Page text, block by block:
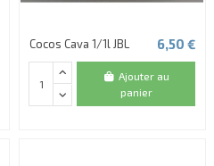
Cocos Cava 1/1l JBL 6,50 €
Ajouter au
panier